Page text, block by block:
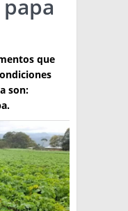
BUSCAR
que
son: